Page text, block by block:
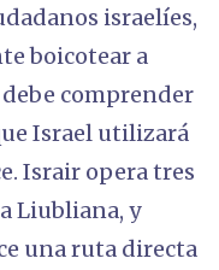
israelíes,
boicotear a
comprender
Israel utilizará
Israir opera tres
Liubliana, y
una ruta directa